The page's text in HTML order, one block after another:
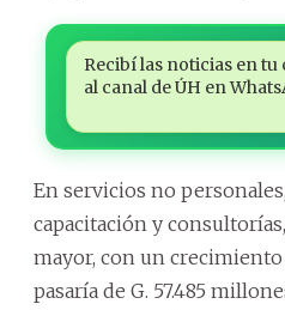
Recibí las noticias en tu
al canal de ÚH en
En servicios no
capacitación y
mayor, con un crecimiento
pasaría de G. 57.485